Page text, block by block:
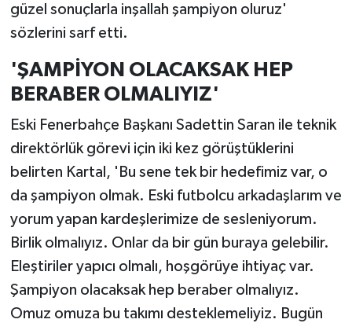
güzel sonuçlarla inşallah şampiyon oluruz'
sözlerini sarf etti.
'ŞAMPİYON OLACAKSAK HEP
BERABER OLMALIYIZ'
Eski Fenerbahçe Başkanı Sadettin Saran ile teknik
direktörlük görevi için iki kez görüştüklerini
belirten Kartal, 'Bu sene tek bir hedefimiz var, o
da şampiyon olmak. Eski futbolcu arkadaşlarım ve
yorum yapan kardeşlerimize de sesleniyorum.
Birlik olmalıyız. Onlar da bir gün buraya gelebilir.
Eleştiriler yapıcı olmalı, hoşgörüye ihtiyaç var.
Şampiyon olacaksak hep beraber olmalıyız.
Omuz omuza bu takımı desteklemeliyiz. Bugün